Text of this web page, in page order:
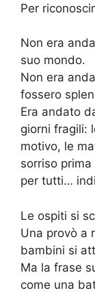
Per
Non era
suo mondo.
Non era
fossero
Era andato
giorni fragili:
motivo, le
sorriso
per tutti…
Le ospiti si
Una provò a
bambini si
Ma la frase
come una